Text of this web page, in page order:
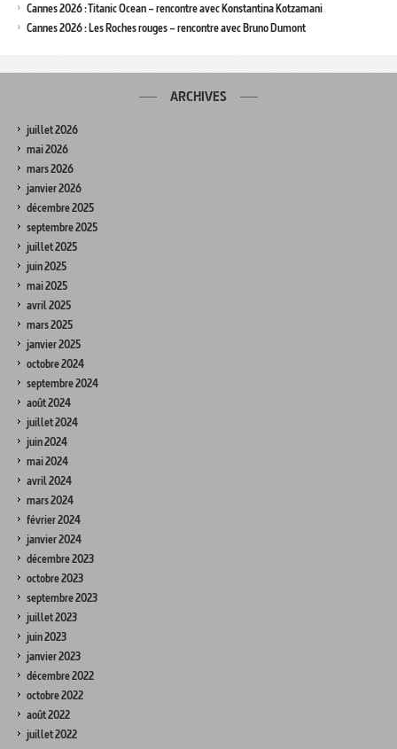
Cannes 2026 : Titanic Ocean – rencontre avec Konstantina Kotzamani
Cannes 2026 : Les Roches rouges – rencontre avec Bruno Dumont
ARCHIVES
juillet 2026
mai 2026
mars 2026
janvier 2026
décembre 2025
septembre 2025
juillet 2025
juin 2025
mai 2025
avril 2025
mars 2025
janvier 2025
octobre 2024
septembre 2024
août 2024
juillet 2024
juin 2024
mai 2024
avril 2024
mars 2024
février 2024
janvier 2024
décembre 2023
octobre 2023
septembre 2023
juillet 2023
juin 2023
janvier 2023
décembre 2022
octobre 2022
août 2022
juillet 2022